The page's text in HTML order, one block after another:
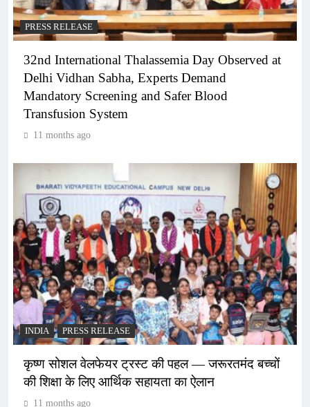
PRESS RELEASE
32nd International Thalassemia Day Observed at
Delhi Vidhan Sabha, Experts Demand
Mandatory Screening and Safer Blood
Transfusion System
11 months ago
INDIA PRESS RELEASE
कृष्ण सोशल वेलफेयर ट्रस्ट की पहल — जरूरतमंद बच्चों
की शिक्षा के लिए आर्थिक सहायता का ऐलान
11 months ago